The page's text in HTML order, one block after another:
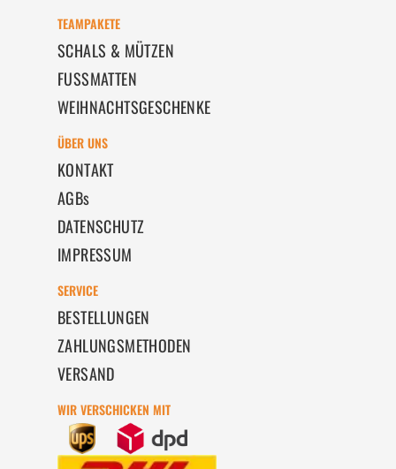
TEAMPAKETE
SCHALS & MÜTZEN
FUSSMATTEN
WEIHNACHTSGESCHENKE
ÜBER UNS
KONTAKT
AGBs
DATENSCHUTZ
IMPRESSUM
SERVICE
BESTELLUNGEN
ZAHLUNGSMETHODEN
VERSAND
WIR VERSCHICKEN MIT